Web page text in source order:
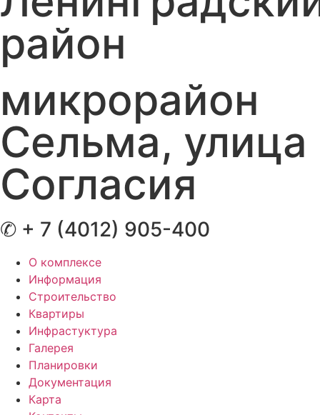
район
микрорайон
Сельма, улица
Согласия
✆ + 7 (4012) 905-400
О комплексе
Информация
Строительство
Квартиры
Инфрастуктура
Галерея
Планировки
Документация
Карта